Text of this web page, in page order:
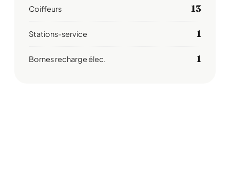
Coiffeurs 13
Stations-service 1
Bornes recharge élec. 1